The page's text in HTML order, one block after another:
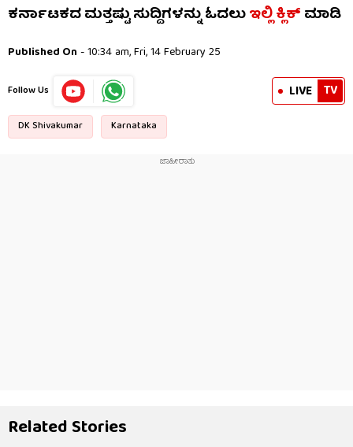
ಕರ್ನಾಟಕದ ಮತ್ತಷ್ಟು ಸುದ್ದಿಗಳನ್ನು ಓದಲುಇಲ್ಲಿಕ್ಲಿಕ್ಮಾಡಿ
Published On - 10:34 am, Fri, 14 February 25
Follow Us LIVE TV
DK Shivakumar Karnataka
Related Stories